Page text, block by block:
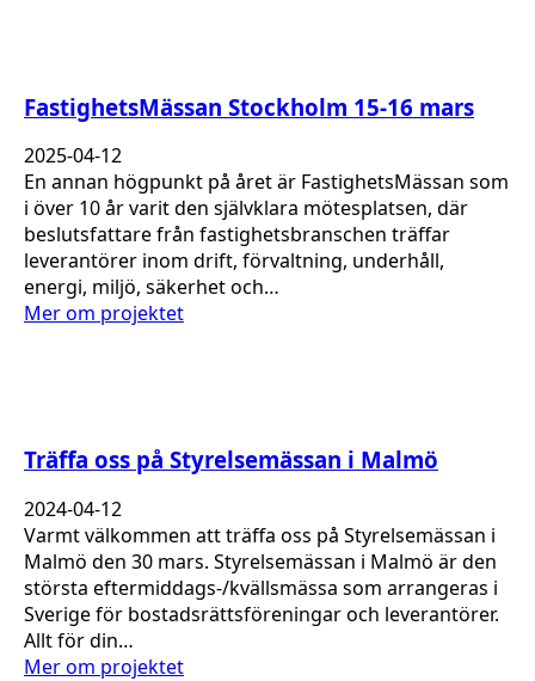
FastighetsMässan Stockholm 15-16 mars
2025-04-12
En annan högpunkt på året är FastighetsMässan som
i över 10 år varit den självklara mötesplatsen, där
beslutsfattare från fastighetsbranschen träffar
leverantörer inom drift, förvaltning, underhåll,
energi, miljö, säkerhet och…
Mer om projektet
Träffa oss på Styrelsemässan i Malmö
2024-04-12
Varmt välkommen att träffa oss på Styrelsemässan i
Malmö den 30 mars. Styrelsemässan i Malmö är den
största eftermiddags-/kvällsmässa som arrangeras i
Sverige för bostadsrättsföreningar och leverantörer.
Allt för din…
Mer om projektet